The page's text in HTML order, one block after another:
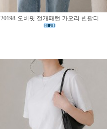
20198-오버핏 절개패턴 가오리 반팔티